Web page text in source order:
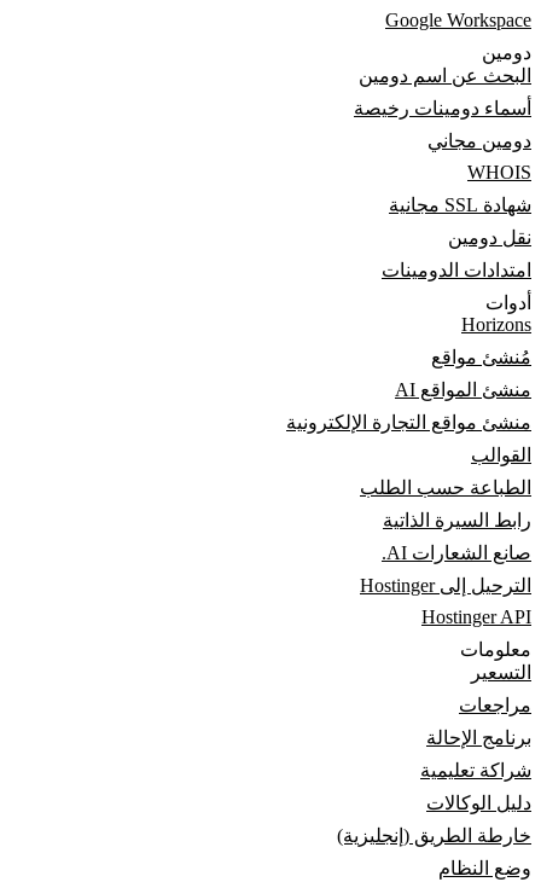
Google Workspace
دومين
البحث عن اسم دومين
أسماء دومينات رخيصة
دومين مجاني
WHOIS
شهادة SSL مجانية
نقل دومين
امتدادات الدومينات
أدوات
Horizons
مُنشئ مواقع
منشئ المواقع AI
منشئ مواقع التجارة الإلكترونية
القوالب
الطباعة حسب الطلب
رابط السيرة الذاتية
صانع الشعارات AI.
الترحيل إلى Hostinger
Hostinger API
معلومات
التسعير
مراجعات
برنامج الإحالة
شراكة تعليمية
دليل الوكالات
خارطة الطريق (إنجليزية)
وضع النظام